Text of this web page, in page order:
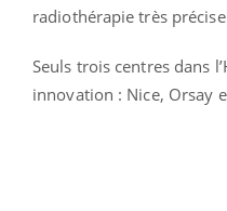
radiothérapie très
Seuls trois centres dans
innovation : Nice, Orsay